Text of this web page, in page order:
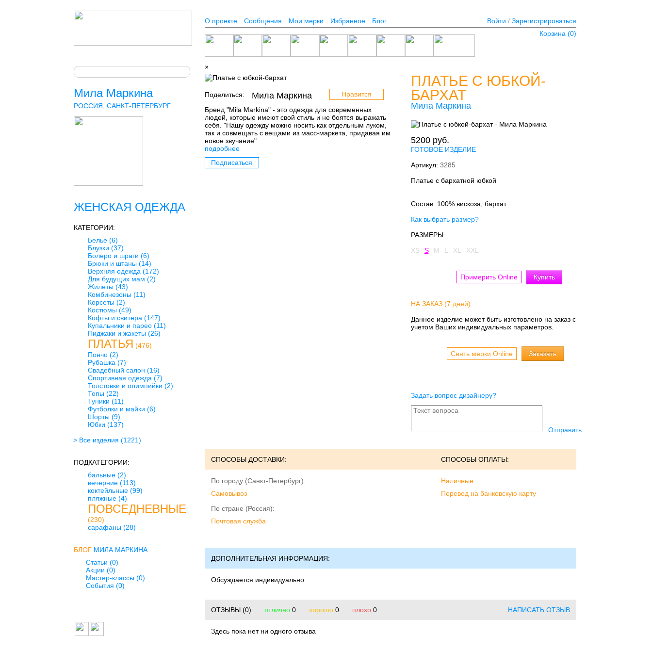
О проекте Сообщения Мои мерки Избранное Блог Войти / Зарегистрироваться
Корзина (0)
Мила Маркина
РОССИЯ, САНКТ-ПЕТЕРБУРГ
ЖЕНСКАЯ ОДЕЖДА
КАТЕГОРИИ:
Белье(6)
Блузки (37)
Болеро и шраги (6)
Брюки и штаны(14)
Верхняя одежда (172)
Для будущих мам (2)
Жилеты(43)
Комбинезоны(11)
Корсеты(2)
Костюмы(49)
Кофты и свитера (147)
Купальники и парео(11)
Пиджаки и жакеты(26)
ПЛАТЬЯ (476)
Пончо(2)
Рубашка (7)
Свадебный салон (16)
Спортивная одежда (7)
Толстовки и олимпийки (2)
Топы(22)
Туники (11)
Футболки и майки (6)
Шорты(9)
Юбки (137)
> Все изделия (1221)
ПОДКАТЕГОРИИ:
бальные (2)
вечерние (113)
коктейльные (99)
пляжные (4)
ПОВСЕДНЕВНЫЕ
(230)
сарафаны (28)
БЛОГ МИЛА МАРКИНА
Статьи (0)
Акции (0)
Мастер-классы (0)
События (0)
×
Поделиться: Нравится
Мила Маркина
Бренд "Mila Markina" - это одежда для современных
людей, которые имеют свой стиль и не боятся выражать
себя. "Нашу одежду можно носить как отдельным луком,
так и совмещать с вещами из масс-маркета, придавая им
новое звучание"
подробнее
Подписаться
ПЛАТЬЕ С ЮБКОЙ-
БАРХАТ
Мила Маркина
5200руб.
ГОТОВОЕ ИЗДЕЛИЕ
Артикул: 3285
Платье с бархатной юбкой
Состав: 100% вискоза, бархат
Как выбрать размер?
РАЗМЕРЫ:
XS
S M L XL XXL
Примерить Online
НА ЗАКАЗ (7 дней)
Данное изделие может быть изготовлено на заказ с
учетом Ваших индивидуальных параметров.
Снять мерки Online
Задать вопрос дизайнеру?
Отправить
СПОСОБЫ ДОСТАВКИ: СПОСОБЫ ОПЛАТЫ:
По городу (Санкт-Петербург):
Cамовывоз
По стране (Россия):
Почтовая служба
Наличные
Перевод на банковскую карту
ДОПОЛНИТЕЛЬНАЯ ИНФОРМАЦИЯ:
Обсуждается индивидуально
ОТЗЫВЫ(0): отлично0 хорошо0 плохо0 НАПИСАТЬ ОТЗЫВ
Здесь пока нет ни одного отзыва